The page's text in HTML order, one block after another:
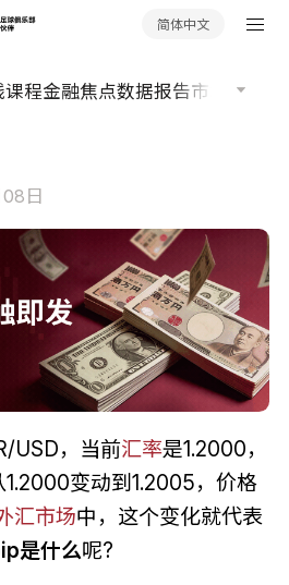
简体中文
课程金融焦点数据报告市场分析
日
USD，当前汇率是1.2000，
变动到1.2005，价格
汇市场中，这个变化就代表
是什么呢?